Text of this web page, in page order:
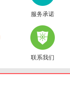
服务承诺
联系我们